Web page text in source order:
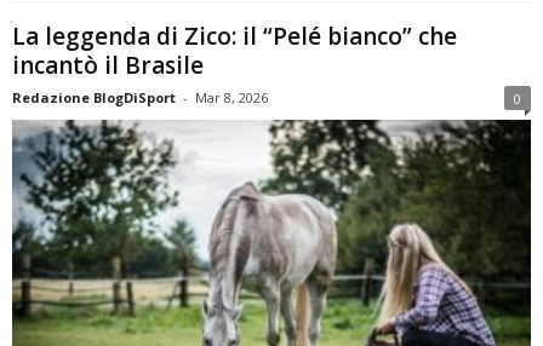
La leggenda di Zico: il “Pelé bianco” che
incantò il Brasile
Redazione BlogDiSport - Mar 8, 2026 0